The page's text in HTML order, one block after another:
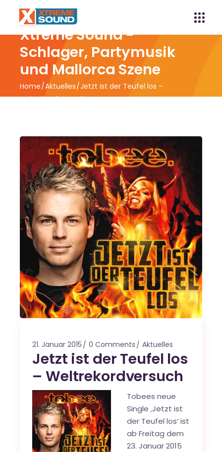
Xtreme Sound -
Schlager, Partymusik
und Mallorca Szene
Home Aktuelles Jetzt ist der Teufel los –
Weltrekordversuch
21. Januar 2015 0 Comments Aktuelles
Jetzt ist der Teufel los
– Weltrekordversuch
Tobees neue
Single ‚Jetzt ist
der Teufel los‘ ist
ab Freitag dem
23. Januar 2015